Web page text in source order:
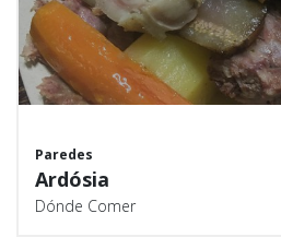
Paredes
Ardósia
Dónde Comer